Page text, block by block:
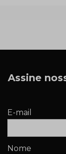
Assine
E-mail
Nome